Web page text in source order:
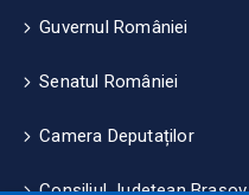
Guvernul României
Senatul României
Camera Deputaților
Consiliul Județean Brașov